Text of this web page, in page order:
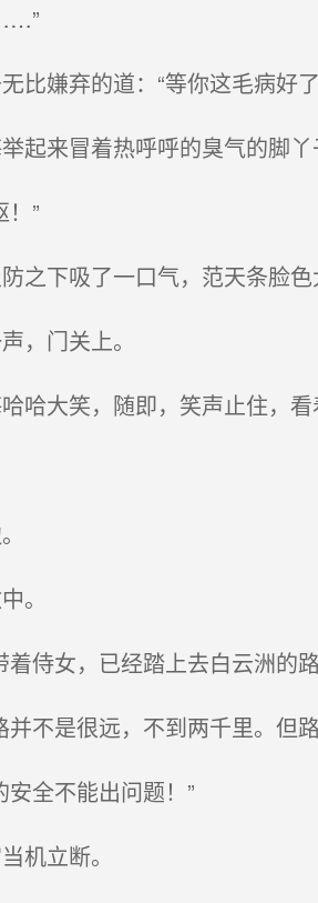
比嫌弃的道：“等你这毛病好
起来冒着热呼呼的臭气的脚丫
”
之下吸了一口气，范天条脸色
，门关上。
哈大笑，随即，笑声止住，看
。
侍女，已经踏上去白云洲的
不是很远，不到两千里。但
全不能出问题！”
机立断。